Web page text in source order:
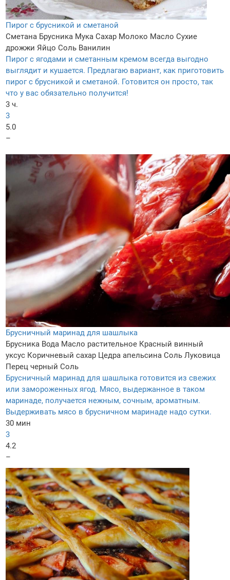
Пирог с брусникой и сметаной
Сметана Брусника Мука Сахар Молоко Масло Сухие
дрожжи Яйцо Соль Ванилин
Пирог с ягодами и сметанным кремом всегда выгодно
выглядит и кушается. Предлагаю вариант, как приготовить
пирог с брусникой и сметаной. Готовится он просто, так
что у вас обязательно получится!
3 ч.
3
5.0
–
Брусничный маринад для шашлыка
Брусника Вода Масло растительное Красный винный
уксус Коричневый сахар Цедра апельсина Соль Луковица
Перец черный Соль
Брусничный маринад для шашлыка готовится из свежих
или замороженных ягод. Мясо, выдержанное в таком
маринаде, получается нежным, сочным, ароматным.
Выдерживать мясо в брусничном маринаде надо сутки.
30 мин
3
4.2
–